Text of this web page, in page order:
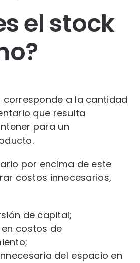
el stock
corresponde a la cantidad
que resulta
para un
por encima de este
costos innecesarios,
de capital;
costos de
del espacio en